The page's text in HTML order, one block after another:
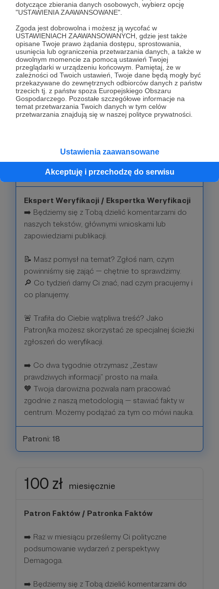
dotyczące zbierania danych osobowych, wybierz opcję
"USTAWIENIA ZAAWANSOWANE".
Zgoda jest dobrowolna i możesz ją wycofać w
USTAWIENIACH ZAAWANSOWANYCH, gdzie jest także
opisane Twoje prawo żądania dostępu, sprostowania,
usunięcia lub ograniczenia przetwarzania danych, a także w
dowolnym momencie za pomocą ustawień Twojej
przeglądarki w urządzeniu końcowym. Pamiętaj, że w
zależności od Twoich ustawień, Twoje dane będą mogły być
przekazywane do zewnętrznych odbiorców danych z państw
trzecich tj. z państw spoza Europejskiego Obszaru
Gospodarczego. Pozostałe szczegółowe informacje na
temat przetwarzania Twoich danych w tym celów
przetwarzania znajdują się w naszej polityce prywatności.
Ustawienia zaawansowane
Akceptuję i przechodzę do serwisu
zgłoszeń do weryfikacji.
➡️ Co dwa tygodnie otrzymasz „Zestaw
prawdziwych informacji” prosto na maila.
🧡 To dzięki Tobie możemy skrupulatnie
analizować wypowiedzi polityków i nie oglądać się
na to, z jakiej opcji politycznej pochodzą. Mamy
prawo do faktów.
50 zł miesięcznie
Ekspert Weryfikacji / Ekspertka Weryfikacji
➡️ Będziemy się z Tobą dzielić komentarzami do
naszych tekstów, głównymi wnioskami lub
zapowiedziami publikacji.
📝 Masz pomysł na temat? Zgłoś nam, czym
powinniśmy się zająć — chętnie to sprawdzimy.
🔎 Co tydzień damy Ci znać, nad czym pracujemy i
co planujemy.
🚨 Trafiła do Ciebie wątpliwa treść? Jako
Patron/ka możesz skorzystać ze specjalnej ścieżki
zgłoszeń do weryfikacji.
➡️ Co dwa tygodnie otrzymasz „Zestaw
prawdziwych informacji” prosto na maila.
🧡 Twoja darowizna pozwala nam pracować
zgodnie z naszą metodologią — stawiać fakty w
centrum. Możemy podążać za tym co mówi nauka.
Patroni: 18
100 zł miesięcznie
Patron Faktów / Patronka Faktów
➡️ Raz w miesiącu prześlemy Ci polityczne
podsumowanie wydarzeń z perspektywy
Demagoga.
➡️ Będziemy się z Tobą dzielić komentarzami do